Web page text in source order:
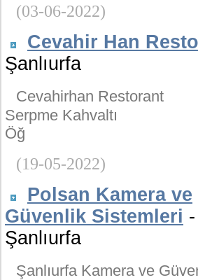
(03-06-2022)
Cevahir Han
Şanlıurfa
Cevahirhan Restorant
Serpme Kahvaltı
Öğ
(19-05-2022)
Polsan Kamera ve
Güvenlik Sistemleri -
Şanlıurfa
Şanlıurfa Kamera ve